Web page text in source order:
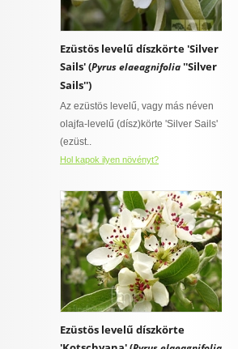
Ezüstös levelű díszkörte 'Silver
Sails' (Pyrus elaeagnifolia''Silver
Sails'')
Az ezüstös levelű, vagy más néven
olajfa-levelű (dísz)körte 'Silver Sails'
(ezüst..
Hol kapok ilyen növényt?
Ezüstös levelű díszkörte